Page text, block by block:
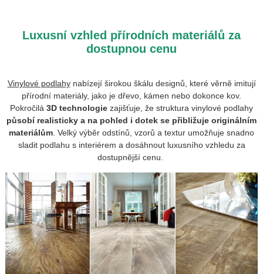
Luxusní vzhled přírodních materiálů za
dostupnou cenu
Vinylové podlahynabízejí širokou škálu designů, které věrně imitují
přírodní materiály, jako je dřevo, kámen nebo dokonce kov.
Pokročilá 3D technologie zajišťuje, že struktura vinylové podlahy
působí realisticky a na pohled i dotek se přibližuje originálním
materiálům . Velký výběr odstínů, vzorů a textur umožňuje snadno
sladit podlahu s interiérem a dosáhnout luxusního vzhledu za
dostupnější cenu.